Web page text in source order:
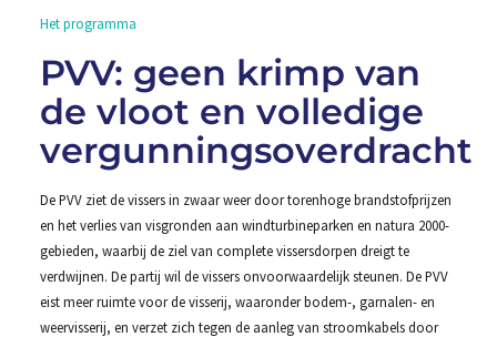
Het programma
PVV: geen krimp van
de vloot en volledige
vergunningsoverdracht
De PVV ziet de vissers in zwaar weer door torenhoge brandstofprijzen
en het verlies van visgronden aan windturbineparken en natura 2000-
gebieden, waarbij de ziel van complete vissersdorpen dreigt te
verdwijnen. De partij wil de vissers onvoorwaardelijk steunen. De PVV
eist meer ruimte voor de visserij, waaronder bodem-, garnalen- en
weervisserij, en verzet zich tegen de aanleg van stroomkabels door